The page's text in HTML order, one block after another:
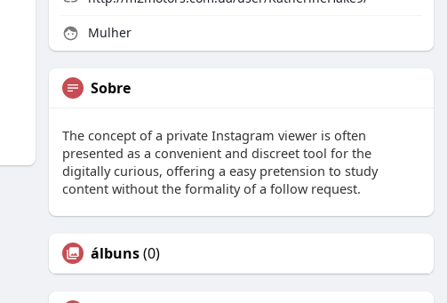
Mulher
Sobre
The concept of a private Instagram viewer is often
presented as a convenient and discreet tool for the
digitally curious, offering a easy pretension to study
content without the formality of a follow request.
álbuns(0)